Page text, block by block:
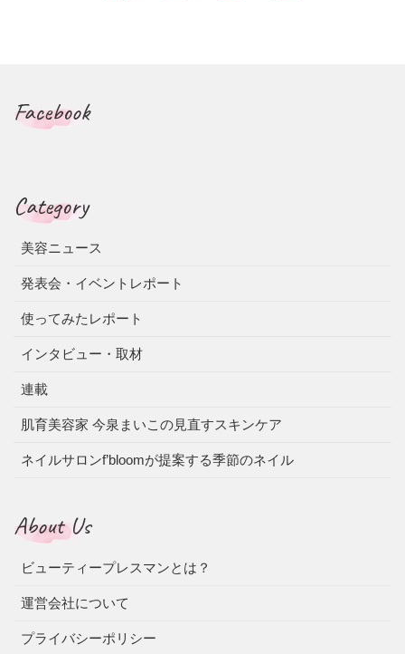
Facebook
Category
美容ニュース
発表会・イベントレポート
使ってみたレポート
インタビュー・取材
連載
肌育美容家 今泉まいこの見直すスキンケア
ネイルサロンf’bloomが提案する季節のネイル
About Us
ビューティープレスマンとは？
運営会社について
プライバシーポリシー